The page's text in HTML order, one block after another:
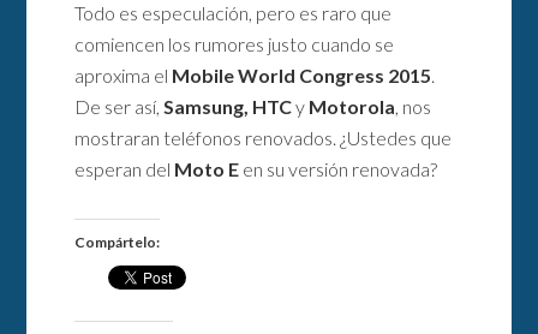
Todo es especulación, pero es raro que
comiencen los rumores justo cuando se
aproxima el Mobile World Congress 2015.
De ser así,Samsung, HTCy Motorola, nos
mostraran teléfonos renovados. ¿Ustedes que
esperan del Moto E en su versión renovada?
Compártelo: